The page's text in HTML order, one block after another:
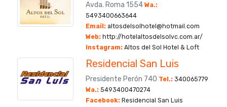
Avda. Roma 1554 Wa.:
5493400663644
Email:altosdelsolhotel@hotmail.com
Web:http://hotelaltosdelsolvc.com.ar/
Instagram:Altos del Sol Hotel & Loft
Residencial San Luis
Presidente Perón 740 Tel.:340065779
Wa.:5493400470274
Facebook:Residencial San Luis